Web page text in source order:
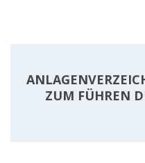
ZUM FÜHREN